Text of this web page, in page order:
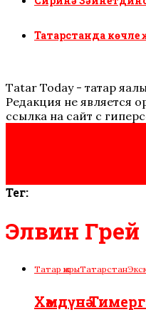
Татарстанда
Tatar Today - татар
Редакция не является
ссылка на сайт с
Тег:
Элвин Грей
Татар җырыТатарстан
Хәмдүнә